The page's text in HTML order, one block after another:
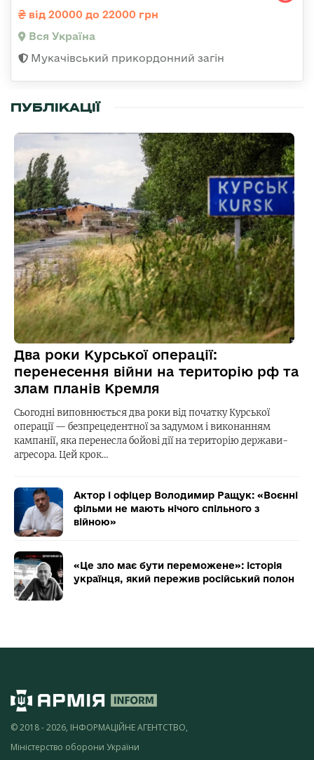
від 20000 до 22000 грн
Вся Україна
Мукачівський прикордонний загін
ПУБЛІКАЦІЇ
Два роки Курської операції:
перенесення війни на територію рф та
злам планів Кремля
Сьогодні виповнюється два роки від початку Курської
операції — безпрецедентної за задумом і виконанням
кампанії, яка перенесла бойові дії на територію держави-
агресора. Цей крок…
Актор і офіцер Володимир Ращук: «Воєнні
фільми не мають нічого спільного з
війною»
«Це зло має бути переможене»: історія
українця, який пережив російський полон
© 2018 - 2026, ІНФОРМАЦІЙНЕ АГЕНТСТВО,
Міністерство оборони України